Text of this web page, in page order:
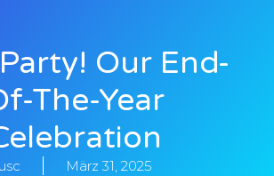
Our End-
The-Year
usc März 31, 2025